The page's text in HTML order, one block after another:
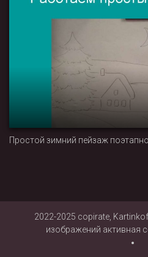
Простой зимний пейзаж поэтапно
2022-2025 copirate,
изображений активная